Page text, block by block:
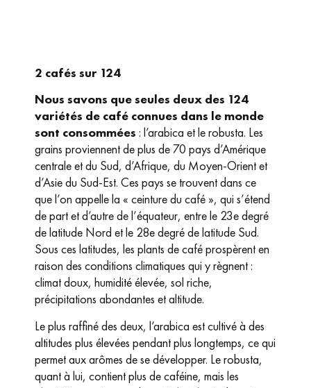
2 cafés sur 124
Nous savons que seules deux des 124
variétés de café connues dans le monde
sont consommées: l’arabica et le robusta. Les
grains proviennent de plus de 70 pays d’Amérique
centrale et du Sud, d’Afrique, du Moyen-Orient et
d’Asie du Sud-Est. Ces pays se trouvent dans ce
que l’on appelle la « ceinture du café », qui s’étend
de part et d’autre de l’équateur, entre le 23e degré
de latitude Nord et le 28e degré de latitude Sud.
Sous ces latitudes, les plants de café prospèrent en
raison des conditions climatiques qui y règnent :
climat doux, humidité élevée, sol riche,
précipitations abondantes et altitude.
Le plus raffiné des deux, l’arabica est cultivé à des
altitudes plus élevées pendant plus longtemps, ce qui
permet aux arômes de se développer. Le robusta,
quant à lui, contient plus de caféine, mais les